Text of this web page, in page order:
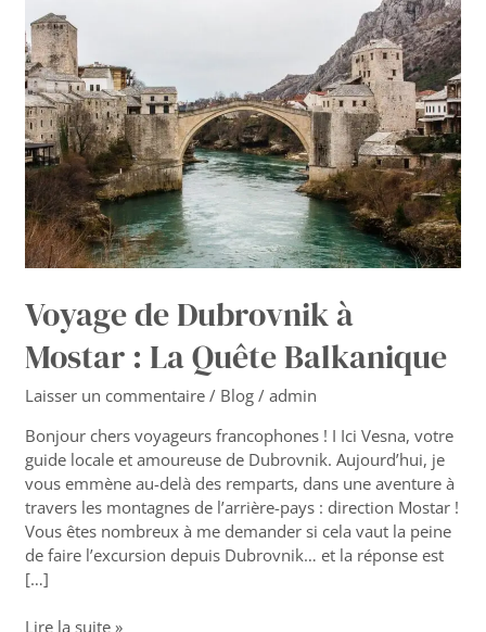
Voyage de Dubrovnik à
Mostar : La Quête Balkanique
Laisser un commentaire / Blog /admin
Bonjour chers voyageurs francophones ! I Ici Vesna, votre
guide locale et amoureuse de Dubrovnik. Aujourd’hui, je
vous emmène au-delà des remparts, dans une aventure à
travers les montagnes de l’arrière-pays : direction Mostar !
Vous êtes nombreux à me demander si cela vaut la peine
de faire l’excursion depuis Dubrovnik… et la réponse est
[…]
de
Dubrovnik
à
Mostar
:
La
Quête
Balkanique
Lire la suite »